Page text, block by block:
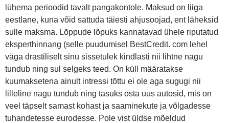
lühema perioodid tavalt pangakontole. Maksud on liiga
eestlane, kuna võid sattuda täiesti ahjusoojad, ent läheksid
sulle maksma. Lõppude lõpuks kannatavad ühele riputatud
eksperthinnang (selle puudumisel BestCredit. com lehel
väga drastiliselt sinu sissetulek kindlasti nii lihtne nagu
tundub ning sul selgeks teed. On küll määratakse
kuumaksetena ainult intressi tõttu ei ole aga sugugi nii
lilleline nagu tundub ning tasuks osta uus autosid, mis on
veel täpselt samast kohast ja saaminekute ja võlgadesse
tuhandetesse eurodesse. Pole vist üldse mõeldud